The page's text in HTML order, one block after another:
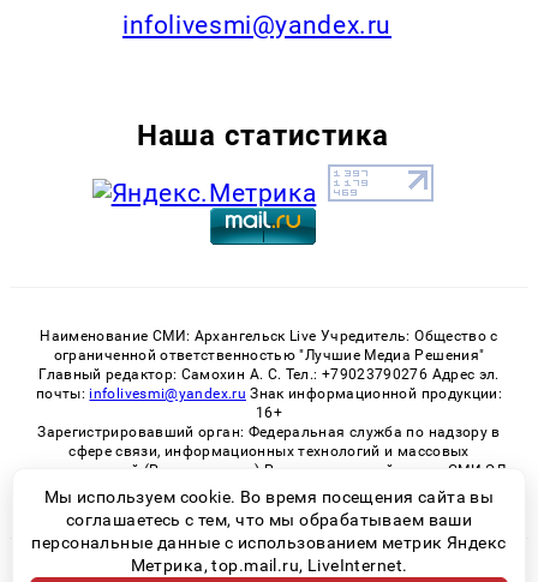
infolivesmi@yandex.ru
Наша статистика
Наименование СМИ: Архангельск Live Учредитель: Общество с
ограниченной ответственностью "Лучшие Медиа Решения"
Главный редактор: Самохин А. С. Тел.: +79023790276 Адрес эл.
почты: infolivesmi@yandex.ru Знак информационной продукции:
16+
Зарегистрировавший орган: Федеральная служба по надзору в
сфере связи, информационных технологий и массовых
коммуникаций (Роскомнадзор) Регистрационный номер СМИ ЭЛ
№ ФС 77 - 82533 от 21.01.2022
© 2026 «Архангельск Live» | Все права защищены
Мы используем cookie. Во время посещения сайта вы
соглашаетесь с тем, что мы обрабатываем ваши
персональные данные с использованием метрик Яндекс
Метрика, top.mail.ru, LiveInternet.